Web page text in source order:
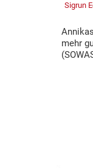
Sigrun
mehr